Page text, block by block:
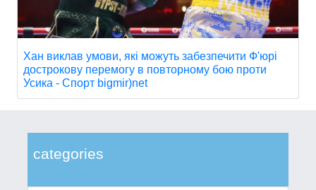
categories
Хан виклав умови, які можуть забезпечити Ф'юрі
дострокову перемогу в повторному бою проти
Усика - Спорт bigmir)net